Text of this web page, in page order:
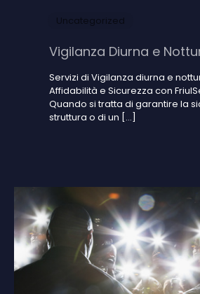
Uncategorized
Vigilanza Diurna e
Servizi di Vigilanza diurna e
Affidabilità e Sicurezza con
Quando si tratta di garantire la
struttura o di un […]